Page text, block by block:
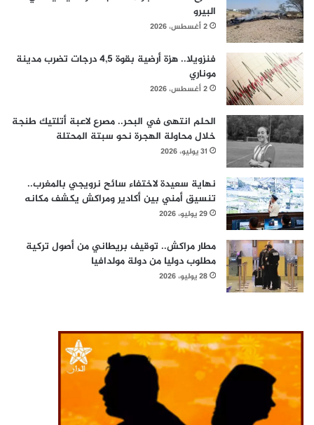
البيرو
2 أغسطس، 2026
فنزويلا.. هزة أرضية بقوة 4,5 درجات تضرب مدينة
موناري
2 أغسطس، 2026
الحلم انتهى في البحر.. مصرع لاعبة أتلتيك طنجة
خلال محاولة الهجرة نحو سبتة المحتلة
31 يوليو، 2026
نهاية سعيدة لاختفاء سائح نرويجي بالمغرب..
تنسيق أمني بين أكادير ومراكش يكشف مكانه
29 يوليو، 2026
مطار مراكش.. توقيف بريطاني من أصول تركية
مطلوب دوليا من دولة مولدافيا
28 يوليو، 2026